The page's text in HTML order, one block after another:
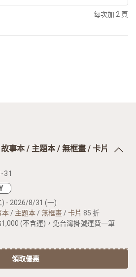
每次加 2 頁
故事本 / 主題本 / 無框畫 / 卡片
31
- 2026/8/31 (一)
本 / 主題本 /無框畫 /卡片 85 折
(不含運)，免台灣掛號運費一筆